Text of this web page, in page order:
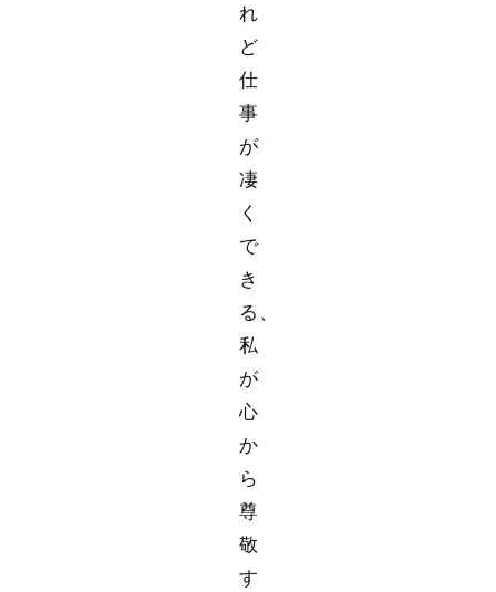
れ
ど
仕
事
が
凄
く
で
き
る、
私
が
心
か
ら
尊
敬
す